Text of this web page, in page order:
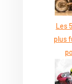
Les
plus